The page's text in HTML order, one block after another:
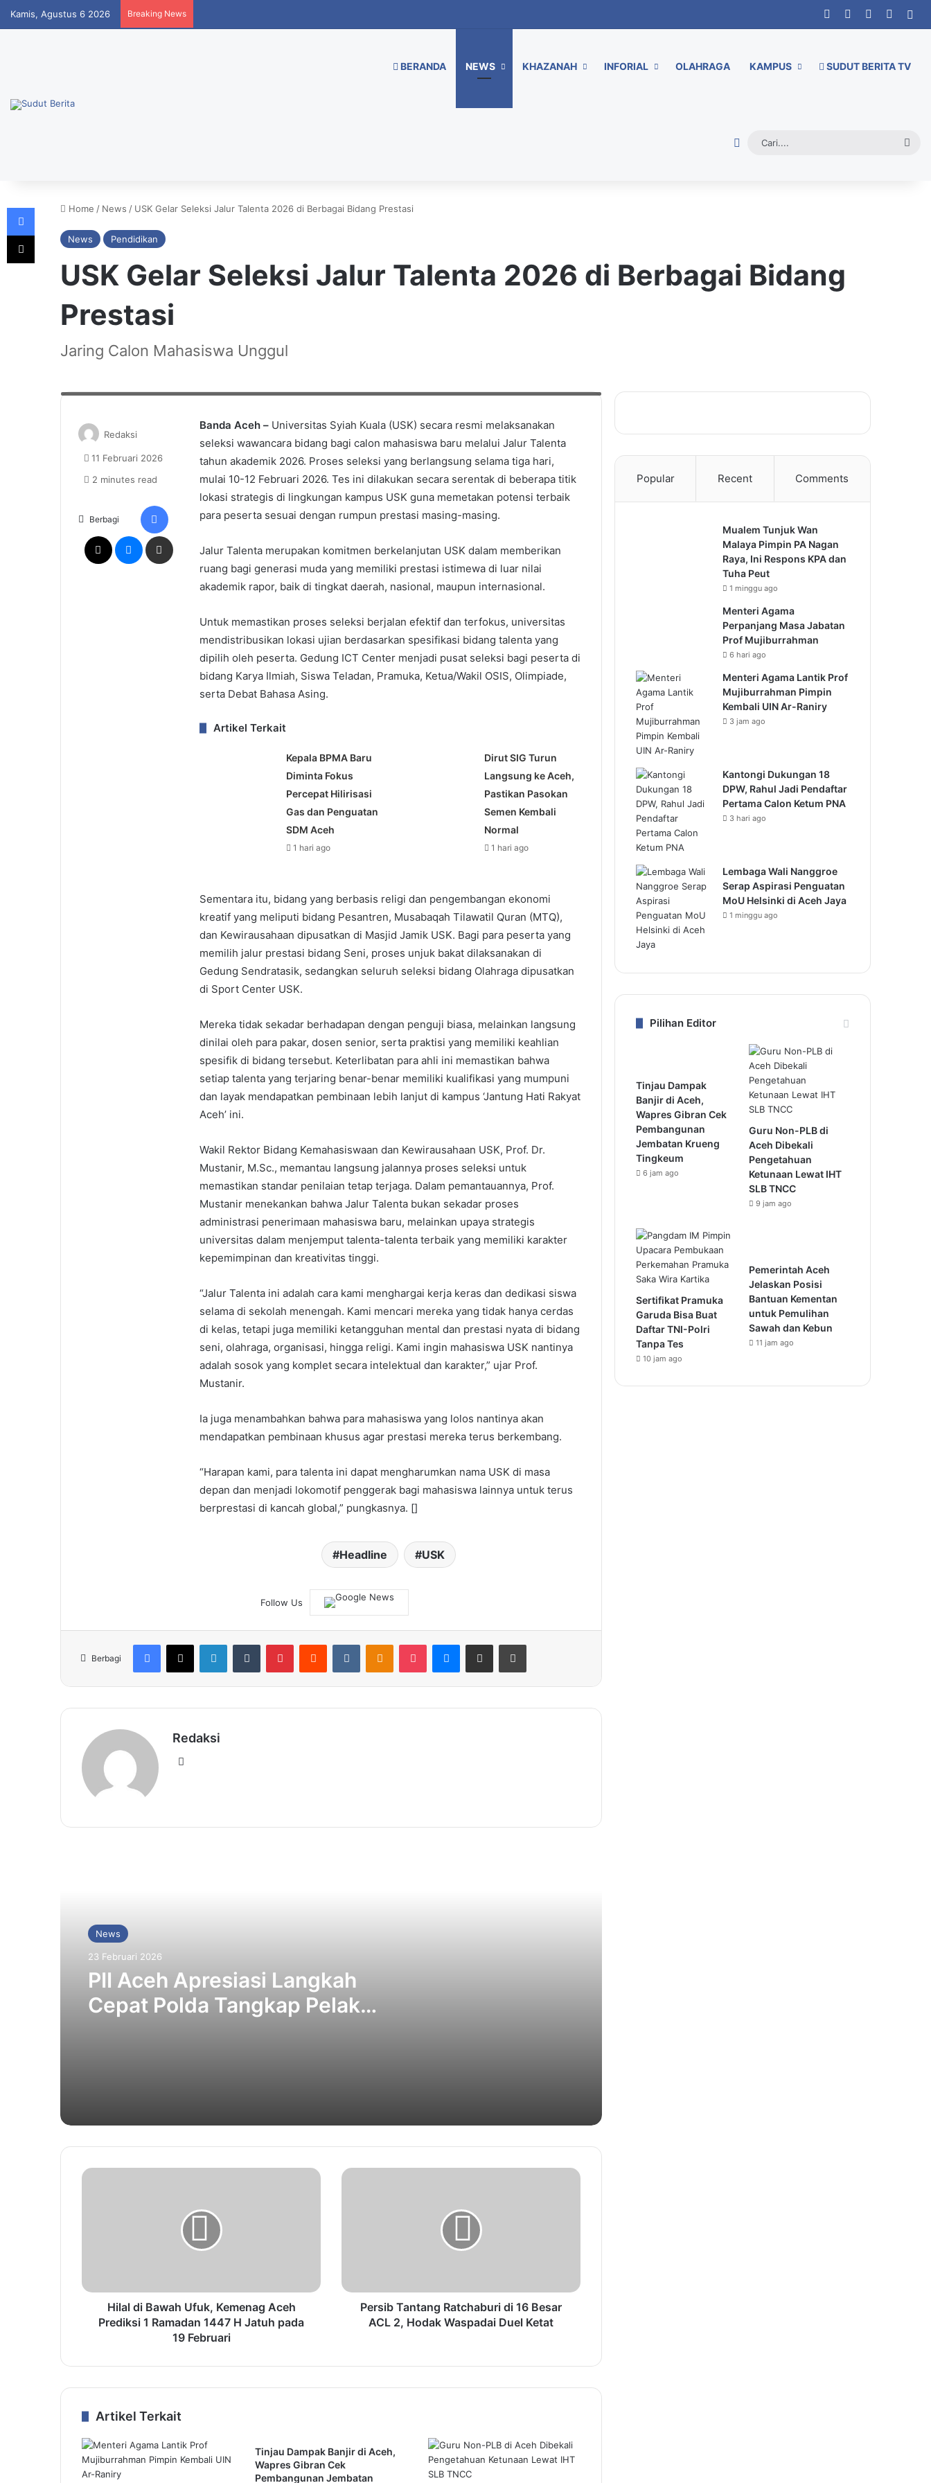
Kamis, Agustus 6 2026 Breaking News Facebook YouTube
BERANDA NEWS KHAZANAH INFORIAL OLAHRAGA KAMPUS SUDUT BERITA TV
Random Article
Home / News / USK Gelar Seleksi Jalur Talenta 2026 di Berbagai Bidang Prestasi
News Pendidikan
USK Gelar Seleksi Jalur Talenta 2026 di Berbagai Bidang
Prestasi
Jaring Calon Mahasiswa Unggul
Banda Aceh – Universitas Syiah Kuala (USK) secara resmi melaksanakan
seleksi wawancara bidang bagi calon mahasiswa baru melalui Jalur Talenta
tahun akademik 2026. Proses seleksi yang berlangsung selama tiga hari,
mulai 10-12 Februari 2026. Tes ini dilakukan secara serentak di beberapa titik
lokasi strategis di lingkungan kampus USK guna memetakan potensi terbaik
para peserta sesuai dengan rumpun prestasi masing-masing.
Jalur Talenta merupakan komitmen berkelanjutan USK dalam memberikan
ruang bagi generasi muda yang memiliki prestasi istimewa di luar nilai
akademik rapor, baik di tingkat daerah, nasional, maupun internasional.
Untuk memastikan proses seleksi berjalan efektif dan terfokus, universitas
mendistribusikan lokasi ujian berdasarkan spesifikasi bidang talenta yang
dipilih oleh peserta. Gedung ICT Center menjadi pusat seleksi bagi peserta di
bidang Karya Ilmiah, Siswa Teladan, Pramuka, Ketua/Wakil OSIS, Olimpiade,
serta Debat Bahasa Asing.
Artikel Terkait
Kepala BPMA Baru
Diminta Fokus
Percepat Hilirisasi
Gas dan Penguatan
SDM Aceh
1 hari ago
Dirut SIG Turun
Langsung ke Aceh,
Pastikan Pasokan
Semen Kembali
Normal
1 hari ago
Sementara itu, bidang yang berbasis religi dan pengembangan ekonomi
kreatif yang meliputi bidang Pesantren, Musabaqah Tilawatil Quran (MTQ),
dan Kewirausahaan dipusatkan di Masjid Jamik USK. Bagi para peserta yang
memilih jalur prestasi bidang Seni, proses unjuk bakat dilaksanakan di
Gedung Sendratasik, sedangkan seluruh seleksi bidang Olahraga dipusatkan
di Sport Center USK.
Mereka tidak sekadar berhadapan dengan penguji biasa, melainkan langsung
dinilai oleh para pakar, dosen senior, serta praktisi yang memiliki keahlian
spesifik di bidang tersebut. Keterlibatan para ahli ini memastikan bahwa
setiap talenta yang terjaring benar-benar memiliki kualifikasi yang mumpuni
dan layak mendapatkan pembinaan lebih lanjut di kampus ‘Jantung Hati Rakyat
Aceh’ ini.
Wakil Rektor Bidang Kemahasiswaan dan Kewirausahaan USK, Prof. Dr.
Mustanir, M.Sc., memantau langsung jalannya proses seleksi untuk
memastikan standar penilaian tetap terjaga. Dalam pemantauannya, Prof.
Mustanir menekankan bahwa Jalur Talenta bukan sekadar proses
administrasi penerimaan mahasiswa baru, melainkan upaya strategis
universitas dalam menjemput talenta-talenta terbaik yang memiliki karakter
kepemimpinan dan kreativitas tinggi.
“Jalur Talenta ini adalah cara kami menghargai kerja keras dan dedikasi siswa
selama di sekolah menengah. Kami mencari mereka yang tidak hanya cerdas
di kelas, tetapi juga memiliki ketangguhan mental dan prestasi nyata di bidang
seni, olahraga, organisasi, hingga religi. Kami ingin mahasiswa USK nantinya
adalah sosok yang komplet secara intelektual dan karakter,” ujar Prof.
Mustanir.
Ia juga menambahkan bahwa para mahasiswa yang lolos nantinya akan
mendapatkan pembinaan khusus agar prestasi mereka terus berkembang.
“Harapan kami, para talenta ini dapat mengharumkan nama USK di masa
depan dan menjadi lokomotif penggerak bagi mahasiswa lainnya untuk terus
berprestasi di kancah global,” pungkasnya. []
Headline USK
Redaksi
11 Februari 2026
2 minutes read
Berbagi
Facebook
Messenger
Follow Us
Berbagi
Facebook
X LinkedInTumblr PinterestReddit VKontakteOdnoklassniki
Pocket Messenger
Share via Email Print
Redaksi
News
23 Februari 2026
PII Aceh Apresiasi Langkah
Cepat Polda Tangkap Pelaku
Polda Tangkap Pelaku Penista Agama
Satu Jemaah Haji asal Aceh Besar
Aceh Borong 11 Medali pada Olimpiade
Hilal di Bawah Ufuk, Kemenag Aceh
Prediksi 1 Ramadan 1447 H Jatuh pada
19 Februari
Persib Tantang Ratchaburi di 16 Besar
ACL 2, Hodak Waspadai Duel Ketat
Artikel Terkait
Tinjau Dampak Banjir di Aceh,
Wapres Gibran Cek
Pembangunan Jembatan
Popular Recent Comments
Mualem Tunjuk Wan
Malaya Pimpin PA Nagan
Raya, Ini Respons KPA dan
Tuha Peut
1 minggu ago
Menteri Agama
Perpanjang Masa Jabatan
Prof Mujiburrahman
6 hari ago
Menteri Agama Lantik Prof
Mujiburrahman Pimpin
Kembali UIN Ar-Raniry
3 jam ago
Kantongi Dukungan 18
DPW, Rahul Jadi Pendaftar
Pertama Calon Ketum PNA
3 hari ago
Lembaga Wali Nanggroe
Serap Aspirasi Penguatan
MoU Helsinki di Aceh Jaya
1 minggu ago
Pilihan Editor
Tinjau Dampak
Banjir di Aceh,
Wapres Gibran Cek
Pembangunan
Jembatan Krueng
Tingkeum
6 jam ago
Guru Non-PLB di
Aceh Dibekali
Pengetahuan
Ketunaan Lewat IHT
SLB TNCC
9 jam ago
Sertifikat Pramuka
Garuda Bisa Buat
Daftar TNI-Polri
Tanpa Tes
10 jam ago
Pemerintah Aceh
Jelaskan Posisi
Bantuan Kementan
untuk Pemulihan
Sawah dan Kebun
11 jam ago
Facebook
X